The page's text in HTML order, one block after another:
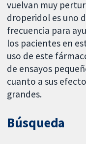
vuelvan muy
droperidol es uno
frecuencia para
los pacientes en
uso de este
de ensayos
cuanto a sus
grandes.
Búsqueda